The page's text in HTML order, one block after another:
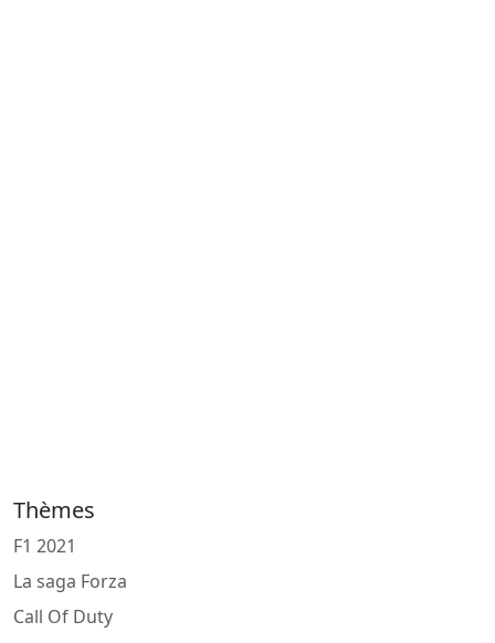
Thèmes
F1 2021
La saga Forza
Call Of Duty